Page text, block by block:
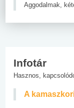
Aggodalmak,
Infotár
Hasznos,
A